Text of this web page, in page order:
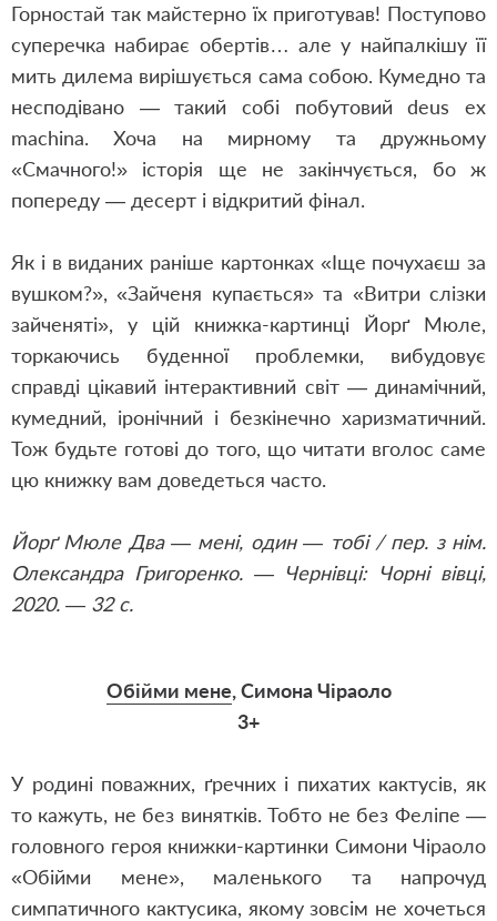
Горностай так майстерно їх приготував! Поступово
суперечка набирає обертів… але у найпалкішу її
мить дилема вирішується сама собою. Кумедно та
несподівано — такий собі побутовий deus ex
machina. Хоча на мирному та дружньому
«Смачного!» історія ще не закінчується, бо ж
попереду — десерт і відкритий фінал.
Як і в виданих раніше картонках «Іще почухаєш за
вушком?», «Зайченя купається» та «Витри слізки
зайченяті», у цій книжка-картинці Йорґ Мюле,
торкаючись буденної проблемки, вибудовує
справді цікавий інтерактивний світ — динамічний,
кумедний, іронічний і безкінечно харизматичний.
Тож будьте готові до того, що читати вголос саме
цю книжку вам доведеться часто.
Йорґ Мюле Два — мені, один — тобі / пер. з нім.
Олександра Григоренко. — Чернівці: Чорні вівці,
2020. — 32 с.
Обійми мене, Симона Чіраоло
3+
У родині поважних, ґречних і пихатих кактусів, як
то кажуть, не без винятків. Тобто не без Феліпе —
головного героя книжки-картинки Симони Чіраоло
«Обійми мене», маленького та напрочуд
симпатичного кактусика, якому зовсім не хочеться